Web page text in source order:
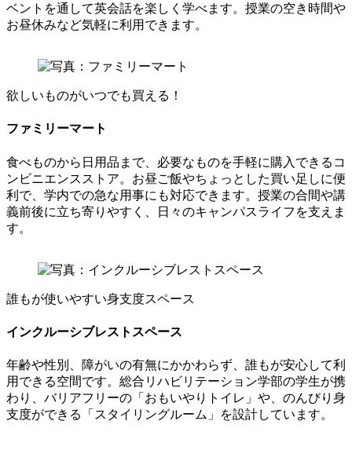
ベントを通して英会話を楽しく学べます。授業の空き時間や
お昼休みなど気軽に利用できます。
欲しいものがいつでも買える！
ファミリーマート
食べものから日用品まで、必要なものを手軽に購入できるコ
ンビニエンスストア。お昼ご飯やちょっとした買い足しに便
利で、学内での急な用事にも対応できます。授業の合間や講
義前後に立ち寄りやすく、日々のキャンパスライフを支えま
す。
誰もが使いやすい身支度スペース
インクルーシブレストスペース
年齢や性別、障がいの有無にかかわらず、誰もが安心して利
用できる空間です。総合リハビリテーション学部の学生が携
わり、バリアフリーの「おもいやりトイレ」や、のんびり身
支度ができる「スタイリングルーム」を設計しています。